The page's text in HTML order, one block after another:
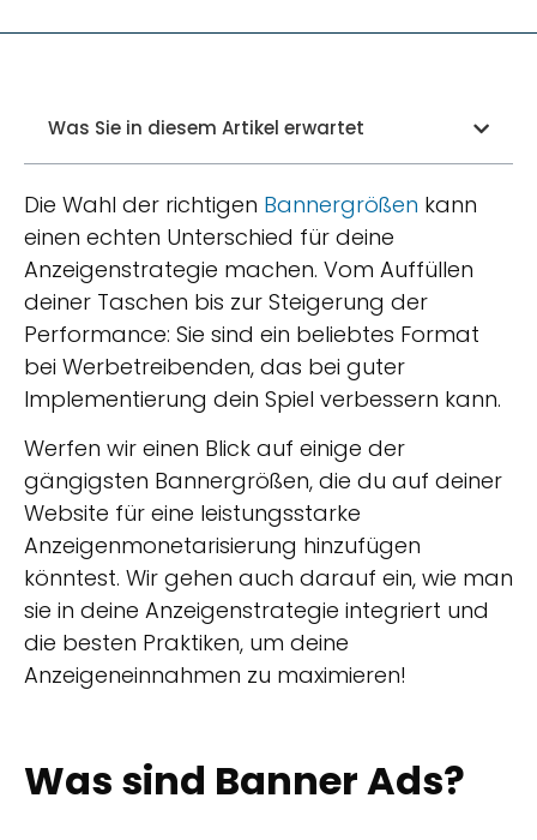
Was Sie in diesem Artikel erwartet
Die Wahl der richtigen Bannergrößen kann
einen echten Unterschied für deine
Anzeigenstrategie machen. Vom Auffüllen
deiner Taschen bis zur Steigerung der
Performance: Sie sind ein beliebtes Format
bei Werbetreibenden, das bei guter
Implementierung dein Spiel verbessern kann.
Werfen wir einen Blick auf einige der
gängigsten Bannergrößen, die du auf deiner
Website für eine leistungsstarke
Anzeigenmonetarisierung hinzufügen
könntest. Wir gehen auch darauf ein, wie man
sie in deine Anzeigenstrategie integriert und
die besten Praktiken, um deine
Anzeigeneinnahmen zu maximieren!
Was sind Banner Ads?